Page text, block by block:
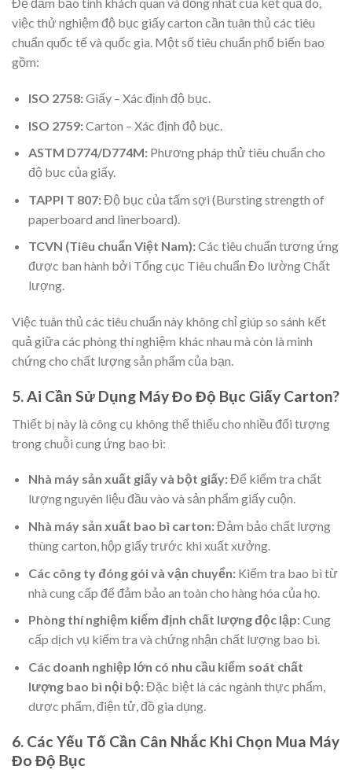
việc thử nghiệm độ bục giấy carton cần tuân thủ các tiêu
chuẩn quốc tế và quốc gia. Một số tiêu chuẩn phổ biến bao
gồm:
ISO 2758:Giấy – Xác định độ bục.
ISO 2759:Carton – Xác định độ bục.
ASTM D774/D774M:Phương pháp thử tiêu chuẩn cho
độ bục của giấy.
TAPPI T 807:Độ bục của tấm sợi (Bursting strength of
paperboard and linerboard).
TCVN (Tiêu chuẩn Việt Nam):Các tiêu chuẩn tương ứng
được ban hành bởi Tổng cục Tiêu chuẩn Đo lường Chất
lượng.
Việc tuân thủ các tiêu chuẩn này không chỉ giúp so sánh kết
quả giữa các phòng thí nghiệm khác nhau mà còn là minh
chứng cho chất lượng sản phẩm của bạn.
5. Ai Cần Sử Dụng Máy Đo Độ Bục Giấy Carton?
Thiết bị này là công cụ không thể thiếu cho nhiều đối tượng
trong chuỗi cung ứng bao bì:
Nhà máy sản xuất giấy và bột giấy:Để kiểm tra chất
lượng nguyên liệu đầu vào và sản phẩm giấy cuộn.
Nhà máy sản xuất bao bì carton:Đảm bảo chất lượng
thùng carton, hộp giấy trước khi xuất xưởng.
Các công ty đóng gói và vận chuyển:Kiểm tra bao bì từ
nhà cung cấp để đảm bảo an toàn cho hàng hóa của họ.
Phòng thí nghiệm kiểm định chất lượng độc lập:Cung
cấp dịch vụ kiểm tra và chứng nhận chất lượng bao bì.
Các doanh nghiệp lớn có nhu cầu kiểm soát chất
lượng bao bì nội bộ:Đặc biệt là các ngành thực phẩm,
dược phẩm, điện tử, đồ gia dụng.
6. Các Yếu Tố Cần Cân Nhắc Khi Chọn Mua Máy
Đo Độ Bục